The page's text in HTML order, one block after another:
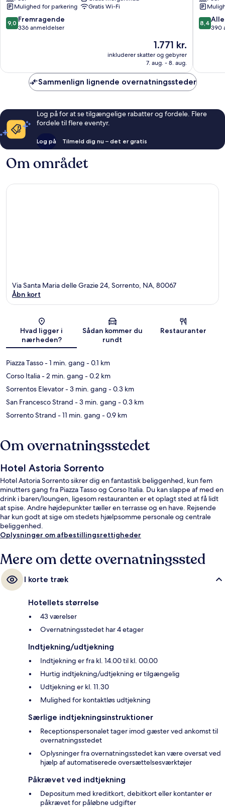
Mulighed for parkering
Gratis Wi-Fi
9.0
ud
anmeldelser
9,0 Fremragende
336 anmeldelser
Prisen
1.771 kr.
1.771 kr.
inkluderer skatter og gebyrer
7. aug. - 8. aug.
Center
8.4
ud
8,4
390
Sammenlign lignende overnatningssteder
Log på for at se tilgængelige rabatter og fordele. Flere
fordele til flere eventyr.
Log på Tilmeld dig nu – det er gratis
Om området
Kort
Via Santa Maria delle Grazie 24, Sorrento, NA, 80067
Åbn kort
Hvad ligger i
nærheden?
Sådan kommer du
rundt
Restauranter
Piazza Tasso- 1 min. gang - 0.1 km
Corso Italia- 2 min. gang - 0.2 km
Sorrentos Elevator- 3 min. gang - 0.3 km
San Francesco Strand - 3 min. gang - 0.3 km
Sorrento Strand - 11 min. gang - 0.9 km
Om overnatningsstedet
Hotel Astoria Sorrento
Hotel Astoria Sorrento sikrer dig en fantastisk beliggenhed, kun fem
minutters gang fra Piazza Tasso og Corso Italia. Du kan slappe af med en
drink i baren/loungen, ligesom restauranten er et oplagt sted at få lidt
at spise. Andre højdepunkter tæller en terrasse og en have. Rejsende
har kun godt at sige om stedets hjælpsomme personale og centrale
beliggenhed.
Oplysninger om afbestillingsrettigheder
Mere om dette overnatningssted
I korte træk
Hotellets størrelse
43 værelser
Overnatningsstedet har 4 etager
Indtjekning/udtjekning
Indtjekning er fra kl. 14.00 til kl. 00.00
Hurtig indtjekning/udtjekning er tilgængelig
Udtjekning er kl. 11.30
Mulighed for kontaktløs udtjekning
Særlige indtjekningsinstruktioner
Receptionspersonalet tager imod gæster ved ankomst til
overnatningsstedet
Oplysninger fra overnatningsstedet kan være oversat ved
hjælp af automatiserede oversættelsesværktøjer
Påkrævet ved indtjekning
Depositum med kreditkort, debitkort eller kontanter er
påkrævet for påløbne udgifter